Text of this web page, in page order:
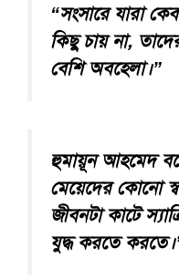
“সংসারে যারা
কিছু চায় না,
বেশি অবহেলা।”
হুমায়ূন আহমেদ
মেয়েদের কোনো
জীবনটা কাটে
যুদ্ধ করতে